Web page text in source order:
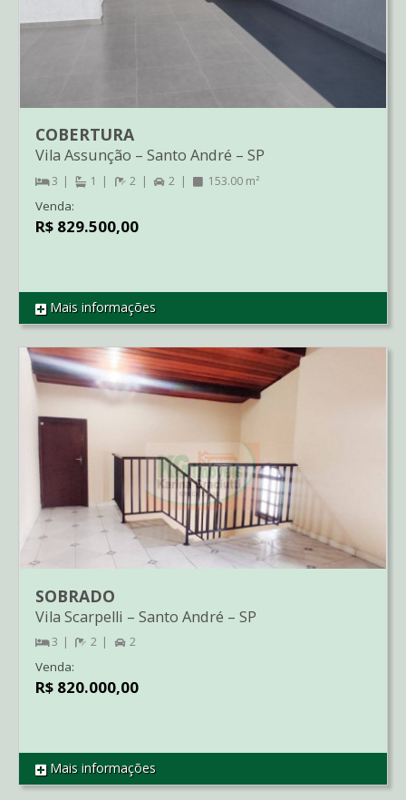
REF CO1226
COBERTURA
Vila Assunção – Santo André – SP
3 1 2 2 153.00 m²
Venda:
R$ 829.500,00
Mais informações
REF SO2626
SOBRADO
Vila Scarpelli – Santo André – SP
3 2 2
Venda:
R$ 820.000,00
Mais informações